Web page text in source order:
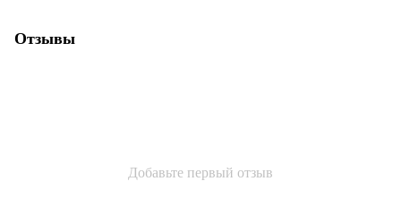
Отзывы
Добавьте первый отзыв